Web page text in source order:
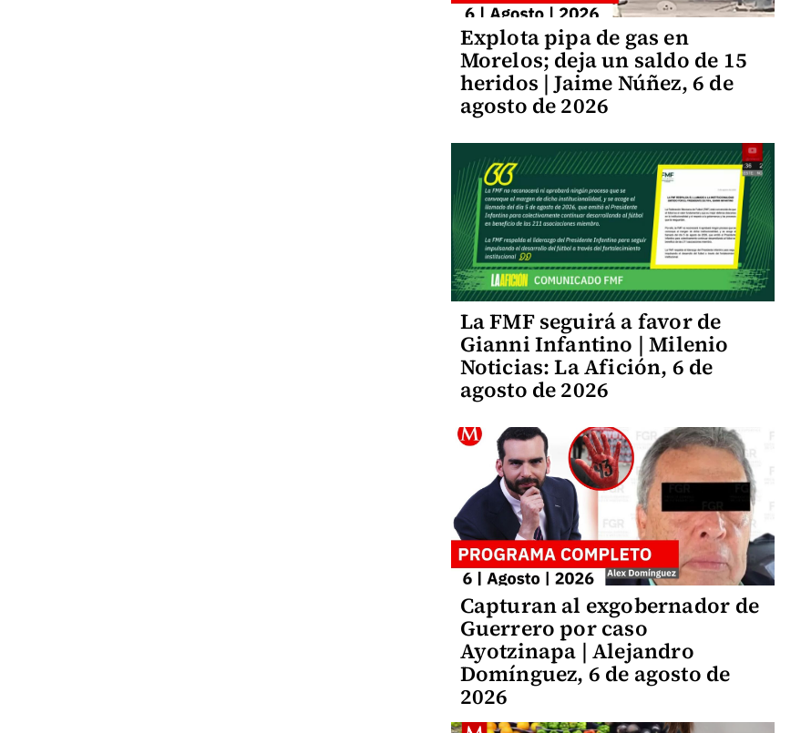
Explota pipa de gas en
Morelos; deja un saldo de 15
heridos | Jaime Núñez, 6 de
agosto de 2026
La FMF seguirá a favor de
Gianni Infantino | Milenio
Noticias: La Afición, 6 de
agosto de 2026
Capturan al exgobernador de
Guerrero por caso
Ayotzinapa | Alejandro
Domínguez, 6 de agosto de
2026